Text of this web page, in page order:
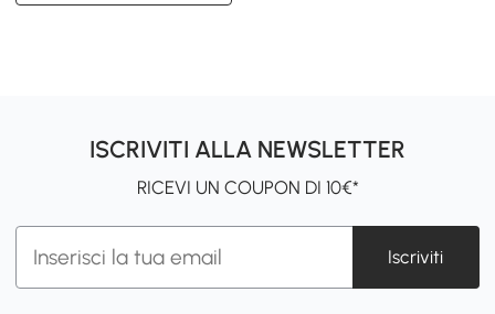
ISCRIVITI ALLA NEWSLETTER
RICEVI UN COUPON DI 10€*
Iscriviti